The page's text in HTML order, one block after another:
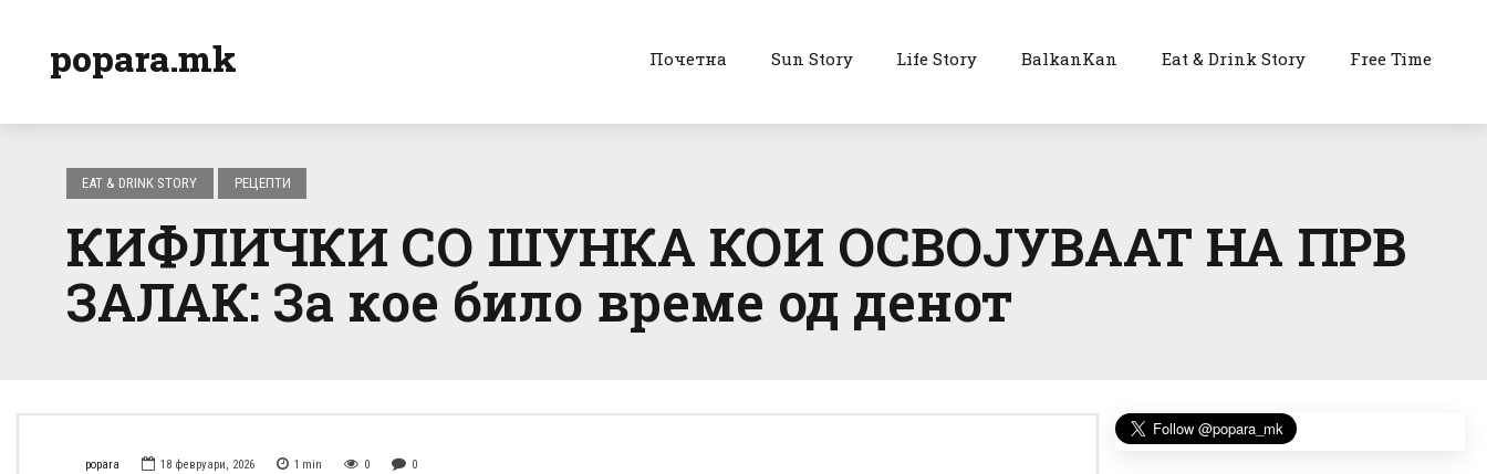
popara.mk Почетна Sun Story Life Story BalkanKan Eat & Drink Story Free Time
EAT & DRINK STORY РЕЦЕПТИ
КИФЛИЧКИ СО ШУНКА КОИ ОСВОЈУВААТ НА ПРВ
ЗАЛАК: За кое било време од денот
popara 18 февруари, 2026 1 min 0 0